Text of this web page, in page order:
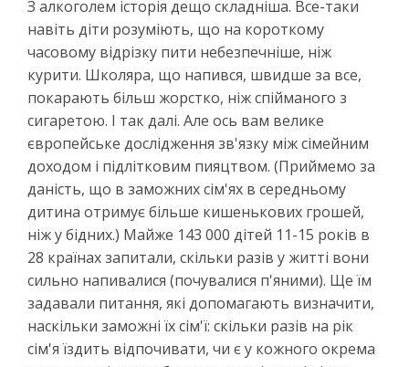
З алкоголем історія дещо складніша. Все-таки
навіть діти розуміють, що на короткому
часовому відрізку пити небезпечніше, ніж
курити. Школяра, що напився, швидше за все,
покарають більш жорстко, ніж спійманого з
сигаретою. І так далі. Але ось вам велике
європейське дослідження зв'язку між сімейним
доходом і підлітковим пияцтвом. (Приймемо за
даність, що в заможних сім'ях в середньому
дитина отримує більше кишенькових грошей,
ніж у бідних.) Майже 143 000 дітей 11-15 років в
28 країнах запитали, скільки разів у житті вони
сильно напивалися (почувалися п'яними). Ще їм
задавали питання, які допомагають визначити,
наскільки заможні їх сім'ї: скільки разів на рік
сім'я їздить відпочивати, чи є у кожного окрема